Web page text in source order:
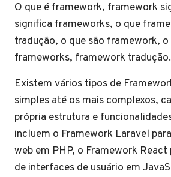
O que é framework, framework
significa frameworks, o que
tradução, o que são framework, o
frameworks, framework tradução.
Existem vários tipos de
simples até os mais complexos,
própria estrutura e
incluem o Framework Laravel
web em PHP, o Framework
de interfaces de usuário em